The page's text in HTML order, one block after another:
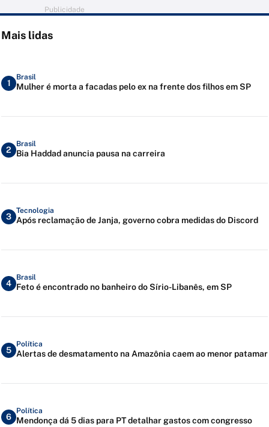
Publicidade
Mais lidas
1
Brasil
Mulher é morta a facadas pelo ex na frente dos filhos em SP
2
Brasil
Bia Haddad anuncia pausa na carreira
3
Tecnologia
Após reclamação de Janja, governo cobra medidas do Discord
4
Brasil
Feto é encontrado no banheiro do Sírio-Libanês, em SP
5
Política
Alertas de desmatamento na Amazônia caem ao menor patamar
6
Política
Mendonça dá 5 dias para PT detalhar gastos com congresso